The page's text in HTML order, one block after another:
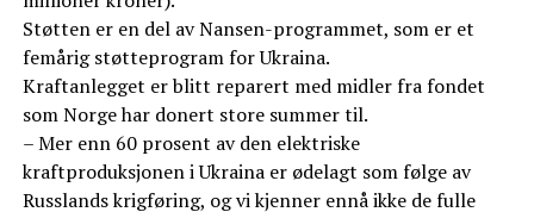
Støtten er en del av Nansen-programmet, som er et
femårig støtteprogram for Ukraina.
Kraftanlegget er blitt reparert med midler fra fondet
som Norge har donert store summer til.
– Mer enn 60 prosent av den elektriske
kraftproduksjonen i Ukraina er ødelagt som følge av
Russlands krigføring, og vi kjenner ennå ikke de fulle